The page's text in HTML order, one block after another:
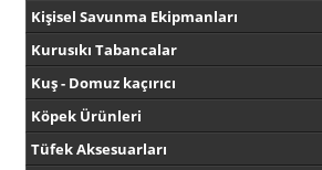
Kişisel Savunma Ekipmanları
Kurusıkı Tabancalar
Kuş - Domuz kaçırıcı
Köpek Ürünleri
Tüfek Aksesuarları